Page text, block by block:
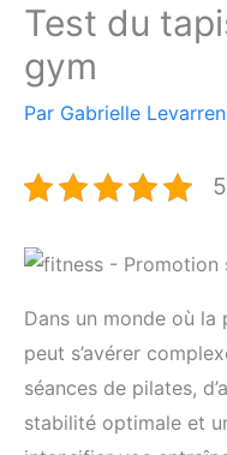
Test du
gym
Par Gabrielle Levarren
Dans un monde où la
peut s’avérer
séances de pilates,
stabilité optimale et